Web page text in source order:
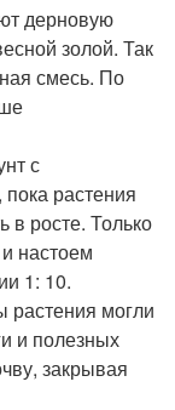
дерновую
золой. Так
смесь. По
с
растения
в росте. Только
настоем
1: 10.
растения могли
и полезных
закрывая